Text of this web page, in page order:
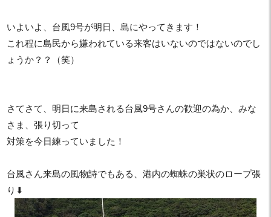
いよいよ、台風9号が明日、島にやってきます！
これ程に島民から嫌われている来客はいないのではないのでし
ょうか？？（笑）
さてさて、明日に来島される台風9号さんの歓迎の為か、みな
さま、張り切って
対策を今日練っていました！
台風さん来島の風物詩でもある、港内の蜘蛛の巣状のロープ張
り⬇︎